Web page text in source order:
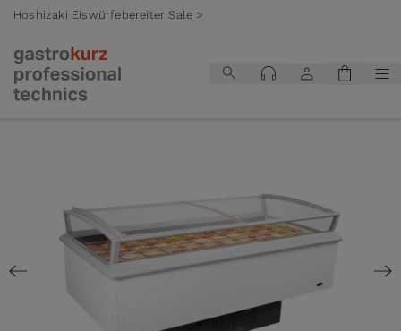
Hoshizaki Eiswürfebereiter Sale >